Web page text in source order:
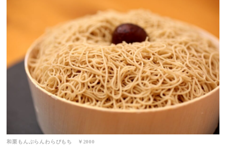
和栗もんぶらんわらびもち ￥2000